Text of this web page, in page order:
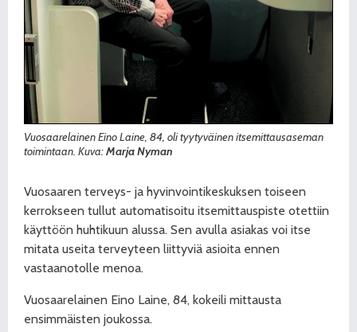
Vuosaarelainen Eino Laine, 84, oli tyytyväinen itsemittausaseman
toimintaan. Kuva:Marja Nyman
Vuosaaren terveys- ja hyvinvointikeskuksen toiseen
kerrokseen tullut automatisoitu itsemittauspiste otettiin
käyttöön huhtikuun alussa. Sen avulla asiakas voi itse
mitata useita terveyteen liittyviä asioita ennen
vastaanotolle menoa.
Vuosaarelainen Eino Laine, 84, kokeili mittausta
ensimmäisten joukossa.